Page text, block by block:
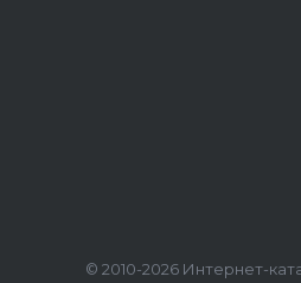
© 2010-2026 Интернет-